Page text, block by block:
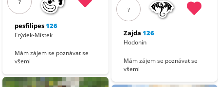
?
pesfilipes126
Frýdek-Místek
Mám zájem se poznávat se
všemi
?
Zajda 126
Hodonín
Mám zájem se poznávat se
všemi